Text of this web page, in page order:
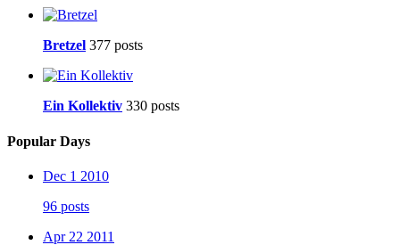
Bretzel 377 posts
Ein Kollektiv 330 posts
Popular Days
Dec 1 2010
96 posts
Apr 22 2011